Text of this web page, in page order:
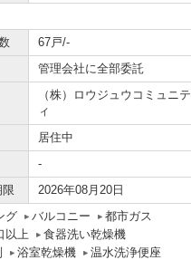
67戸/-
管理会社に全部委託
（株）ロウジュウコミュニテ
ィ
居住中
-
2026年08月20日
グ バルコニー
都市ガス
以上
食器洗い乾燥機
浴室乾燥機
温水洗浄便座